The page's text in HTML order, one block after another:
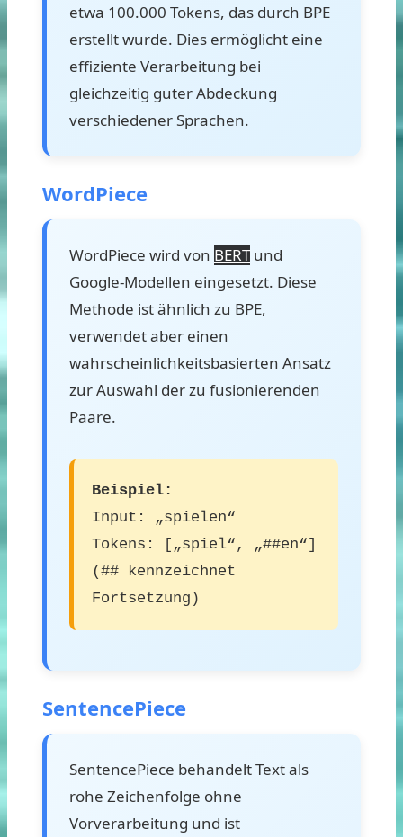
etwa 100.000 Tokens, das durch BPE
erstellt wurde. Dies ermöglicht eine
effiziente Verarbeitung bei
gleichzeitig guter Abdeckung
verschiedener Sprachen.
WordPiece
WordPiece wird von BERT und
Google-Modellen eingesetzt. Diese
Methode ist ähnlich zu BPE,
verwendet aber einen
wahrscheinlichkeitsbasierten Ansatz
zur Auswahl der zu fusionierenden
Paare.
Beispiel:
Input: „spielen“
Tokens: [„spiel“, „##en“]
(## kennzeichnet
Fortsetzung)
SentencePiece
SentencePiece behandelt Text als
rohe Zeichenfolge ohne
Vorverarbeitung und ist